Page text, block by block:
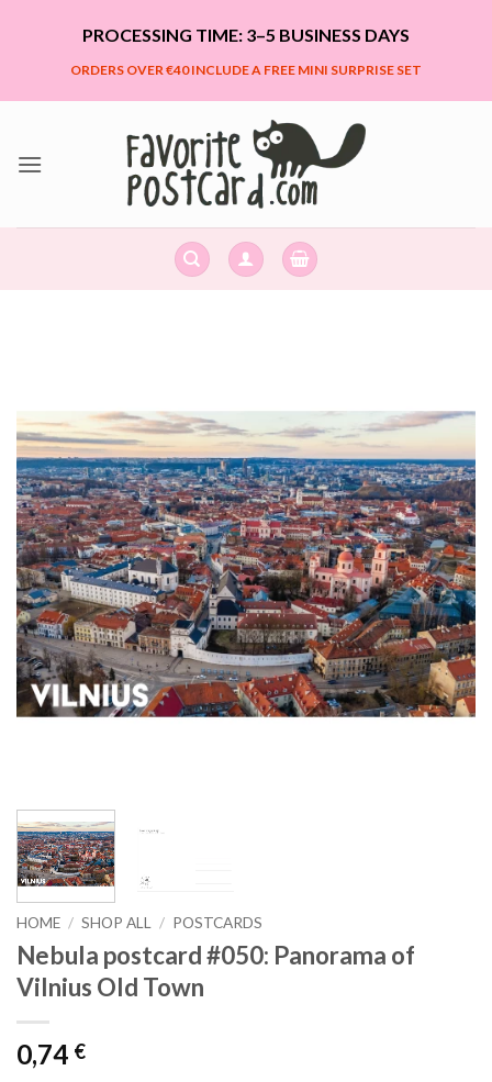
PROCESSING TIME: 3–5 BUSINESS DAYS
ORDERS OVER €40 INCLUDE A FREE MINI SURPRISE SET
HOME / SHOP ALL / POSTCARDS
Nebula postcard #050: Panorama of
Vilnius Old Town
0,74 €